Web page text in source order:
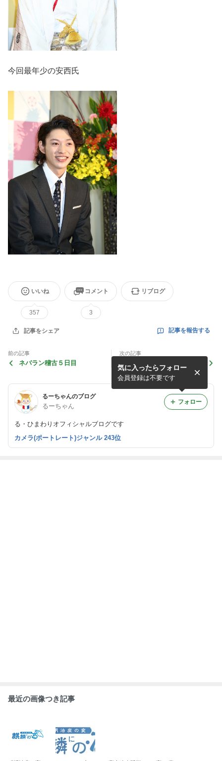
今回最年少の安西氏
いいね
357
コメント
3
リブログ
記事をシェア 記事を報告する
前の記事
ネバラン稽古５日目
次の記事
ネバラン稽古４日目
るーちゃんのブログ
るーちゃん
る・ひまわりオフィシャルブログです
気に入ったらフォロー
会員登録は不要です
フォロー
カメラ(ポートレート)ジャンル 243位
最近の画像つき記事